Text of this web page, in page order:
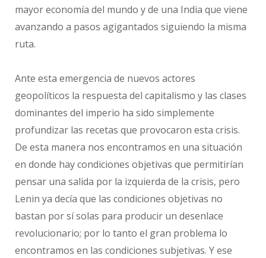
mayor economía del mundo y de una India que viene
avanzando a pasos agigantados siguiendo la misma
ruta.
Ante esta emergencia de nuevos actores
geopolíticos la respuesta del capitalismo y las clases
dominantes del imperio ha sido simplemente
profundizar las recetas que provocaron esta crisis.
De esta manera nos encontramos en una situación
en donde hay condiciones objetivas que permitirían
pensar una salida por la izquierda de la crisis, pero
Lenin ya decía que las condiciones objetivas no
bastan por sí solas para producir un desenlace
revolucionario; por lo tanto el gran problema lo
encontramos en las condiciones subjetivas. Y ese